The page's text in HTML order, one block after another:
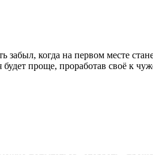
когда на первом месте
проще, проработав своё к